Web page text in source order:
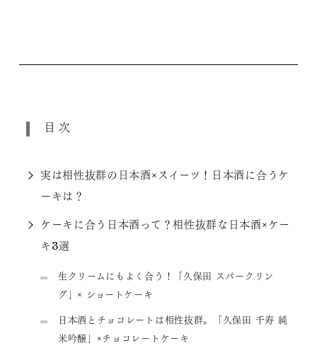
目次
実は相性抜群の日本酒×スイーツ！日本酒に合うケ
ーキは？
ケーキに合う日本酒って？相性抜群な日本酒×ケー
キ3選
生クリームにもよく合う！「久保田 スパークリン
グ」× ショートケーキ
日本酒とチョコレートは相性抜群。「久保田 千寿 純
米吟醸」×チョコレートケーキ